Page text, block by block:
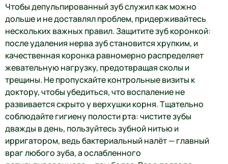
Чтобы депульпированный зуб служил как можно
дольше и не доставлял проблем, придерживайтесь
нескольких важных правил. Защитите зуб коронкой:
после удаления нерва зуб становится хрупким, и
качественная коронка равномерно распределяет
жевательную нагрузку, предотвращая сколы и
трещины. Не пропускайте контрольные визиты к
доктору, чтобы убедиться, что воспаление не
развивается скрыто у верхушки корня. Тщательно
соблюдайте гигиену полости рта: чистите зубы
дважды в день, пользуйтесь зубной нитью и
ирригатором, ведь бактериальный налёт — главный
враг любого зуба, а ослабленного